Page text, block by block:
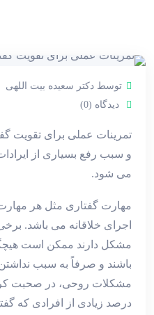
توسط دکتر سعیده بیت اللهی
دیدگاه (0)
تمرینات عملی برای تقویت
و سبب رفع بسیاری از
می شود.
مهارت گفتاری مثل هر
اجرای خلاقانه می باشد.
مشکل دارند ممکن است
باشند و صرفاً به سبب
مشکلات روحی، در صحبت
درصد زیادی از افرادی که